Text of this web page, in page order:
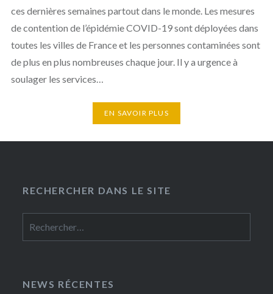
ces dernières semaines partout dans le monde. Les mesures
de contention de l’épidémie COVID-19 sont déployées dans
toutes les villes de France et les personnes contaminées sont
de plus en plus nombreuses chaque jour. Il y a urgence à
soulager les services…
EN SAVOIR PLUS
RECHERCHER DANS LE SITE
NEWS RÉCENTES